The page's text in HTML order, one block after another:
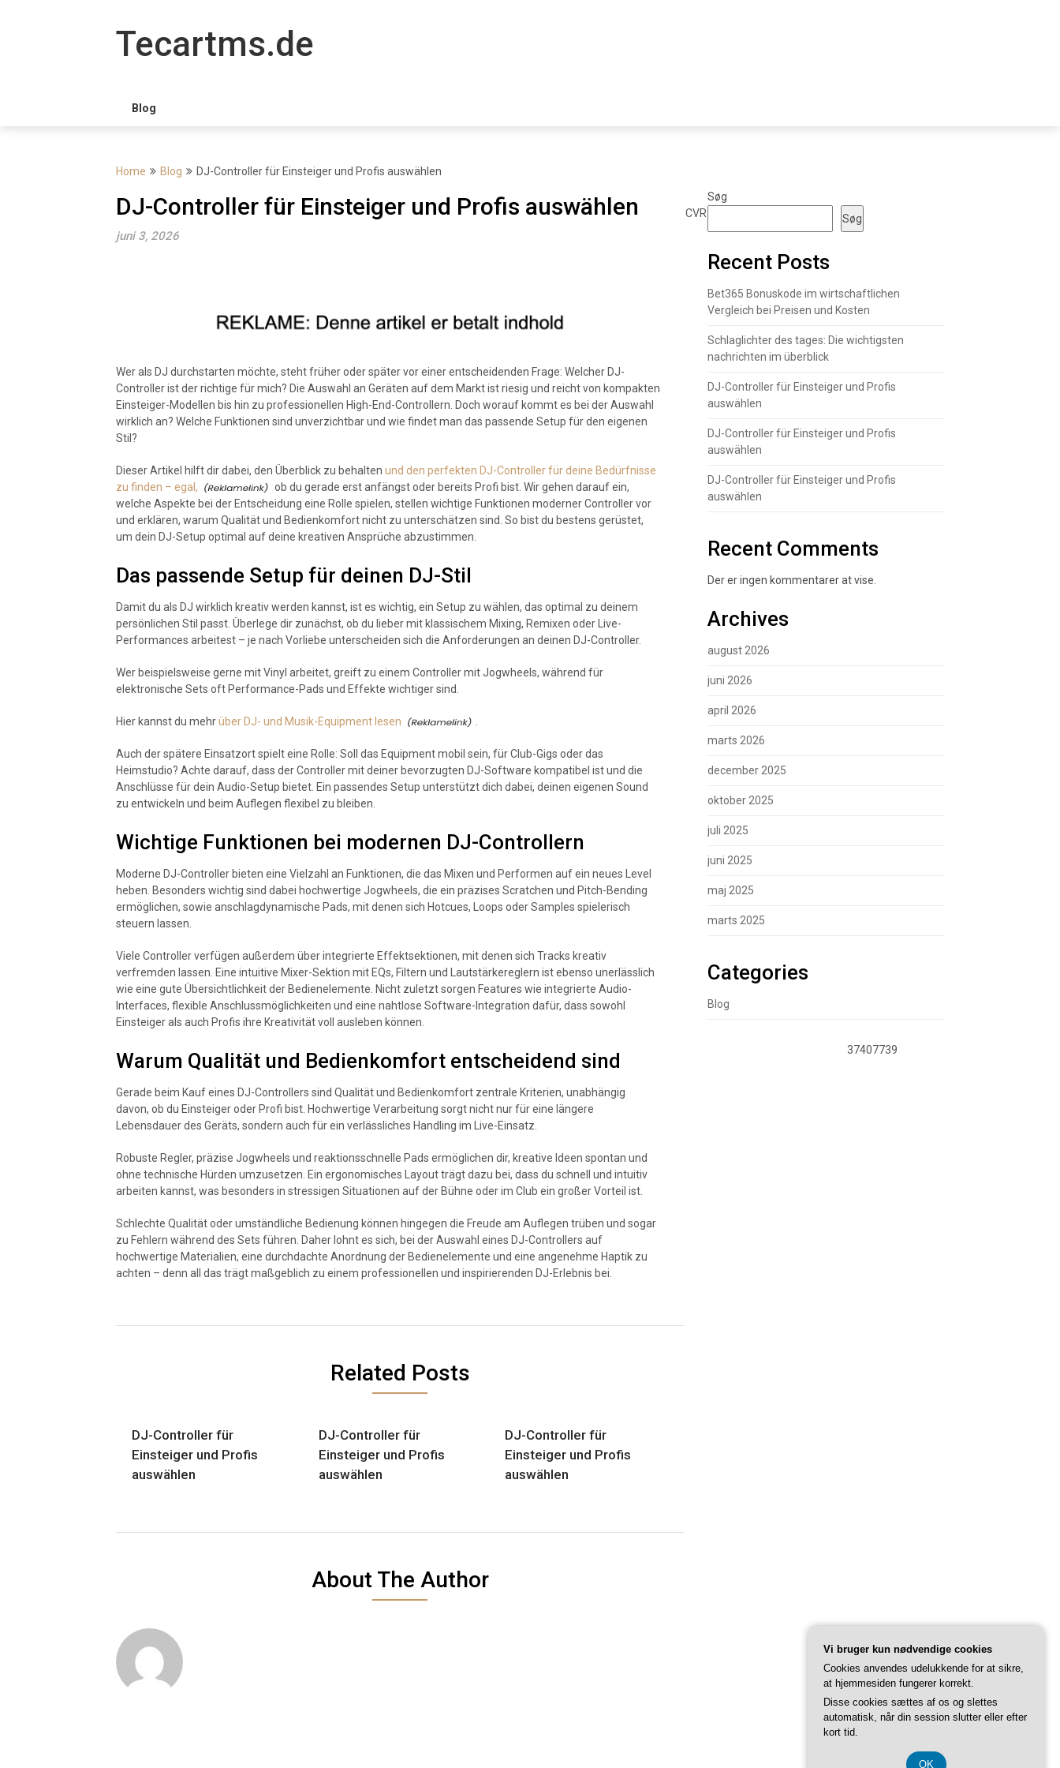
Tecartms.de
Blog
Home Blog DJ-Controller für Einsteiger und Profis auswählen
DJ-Controller für Einsteiger und Profis auswählen
juni 3, 2026
Wer als DJ durchstarten möchte, steht früher oder später vor einer entscheidenden Frage: Welcher DJ-
Controller ist der richtige für mich? Die Auswahl an Geräten auf dem Markt ist riesig und reicht von kompakten
Einsteiger-Modellen bis hin zu professionellen High-End-Controllern. Doch worauf kommt es bei der Auswahl
wirklich an? Welche Funktionen sind unverzichtbar und wie findet man das passende Setup für den eigenen
Stil?
Dieser Artikel hilft dir dabei, den Überblick zu behalten und den perfekten DJ-Controller für deine Bedürfnisse
zu finden – egal,
ob du gerade erst anfängst oder bereits Profi bist. Wir gehen darauf ein,
welche Aspekte bei der Entscheidung eine Rolle spielen, stellen wichtige Funktionen moderner Controller vor
und erklären, warum Qualität und Bedienkomfort nicht zu unterschätzen sind. So bist du bestens gerüstet,
um dein DJ-Setup optimal auf deine kreativen Ansprüche abzustimmen.
Das passende Setup für deinen DJ-Stil
Damit du als DJ wirklich kreativ werden kannst, ist es wichtig, ein Setup zu wählen, das optimal zu deinem
persönlichen Stil passt. Überlege dir zunächst, ob du lieber mit klassischem Mixing, Remixen oder Live-
Performances arbeitest – je nach Vorliebe unterscheiden sich die Anforderungen an deinen DJ-Controller.
Wer beispielsweise gerne mit Vinyl arbeitet, greift zu einem Controller mit Jogwheels, während für
elektronische Sets oft Performance-Pads und Effekte wichtiger sind.
Hier kannst du mehrüber DJ- und Musik-Equipment lesen
Auch der spätere Einsatzort spielt eine Rolle: Soll das Equipment mobil sein, für Club-Gigs oder das
Heimstudio? Achte darauf, dass der Controller mit deiner bevorzugten DJ-Software kompatibel ist und die
Anschlüsse für dein Audio-Setup bietet. Ein passendes Setup unterstützt dich dabei, deinen eigenen Sound
zu entwickeln und beim Auflegen flexibel zu bleiben.
Wichtige Funktionen bei modernen DJ-Controllern
Moderne DJ-Controller bieten eine Vielzahl an Funktionen, die das Mixen und Performen auf ein neues Level
heben. Besonders wichtig sind dabei hochwertige Jogwheels, die ein präzises Scratchen und Pitch-Bending
ermöglichen, sowie anschlagdynamische Pads, mit denen sich Hotcues, Loops oder Samples spielerisch
steuern lassen.
Viele Controller verfügen außerdem über integrierte Effektsektionen, mit denen sich Tracks kreativ
verfremden lassen. Eine intuitive Mixer-Sektion mit EQs, Filtern und Lautstärkereglern ist ebenso unerlässlich
wie eine gute Übersichtlichkeit der Bedienelemente. Nicht zuletzt sorgen Features wie integrierte Audio-
Interfaces, flexible Anschlussmöglichkeiten und eine nahtlose Software-Integration dafür, dass sowohl
Einsteiger als auch Profis ihre Kreativität voll ausleben können.
Warum Qualität und Bedienkomfort entscheidend sind
Gerade beim Kauf eines DJ-Controllers sind Qualität und Bedienkomfort zentrale Kriterien, unabhängig
davon, ob du Einsteiger oder Profi bist. Hochwertige Verarbeitung sorgt nicht nur für eine längere
Lebensdauer des Geräts, sondern auch für ein verlässliches Handling im Live-Einsatz.
Robuste Regler, präzise Jogwheels und reaktionsschnelle Pads ermöglichen dir, kreative Ideen spontan und
ohne technische Hürden umzusetzen. Ein ergonomisches Layout trägt dazu bei, dass du schnell und intuitiv
arbeiten kannst, was besonders in stressigen Situationen auf der Bühne oder im Club ein großer Vorteil ist.
Schlechte Qualität oder umständliche Bedienung können hingegen die Freude am Auflegen trüben und sogar
zu Fehlern während des Sets führen. Daher lohnt es sich, bei der Auswahl eines DJ-Controllers auf
hochwertige Materialien, eine durchdachte Anordnung der Bedienelemente und eine angenehme Haptik zu
achten – denn all das trägt maßgeblich zu einem professionellen und inspirierenden DJ-Erlebnis bei.
Related Posts
DJ-Controller für
Einsteiger und Profis
auswählen
DJ-Controller für
Einsteiger und Profis
auswählen
DJ-Controller für
Einsteiger und Profis
auswählen
About The Author
Søg
Søg
Recent Posts
Bet365 Bonuskode im wirtschaftlichen
Vergleich bei Preisen und Kosten
Schlaglichter des tages: Die wichtigsten
nachrichten im überblick
DJ-Controller für Einsteiger und Profis
auswählen
DJ-Controller für Einsteiger und Profis
auswählen
DJ-Controller für Einsteiger und Profis
auswählen
Recent Comments
Der er ingen kommentarer at vise.
Archives
august 2026
juni 2026
april 2026
marts 2026
december 2025
oktober 2025
juli 2025
juni 2025
maj 2025
marts 2025
Categories
Blog
CVR
37407739
Vi bruger kun nødvendige cookies
Cookies anvendes udelukkende for at sikre,
at hjemmesiden fungerer korrekt.
Disse cookies sættes af os og slettes
automatisk, når din session slutter eller efter
kort tid.
OK